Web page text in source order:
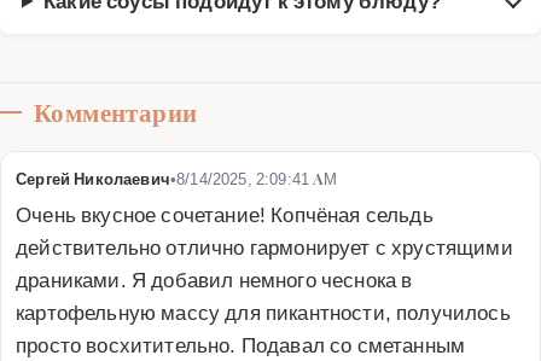
Комментарии
Сергей Николаевич•8/14/2025, 2:09:41 AM
Очень вкусное сочетание! Копчёная сельдь
действительно отлично гармонирует с хрустящими
драниками. Я добавил немного чеснока в
картофельную массу для пикантности, получилось
просто восхитительно. Подавал со сметанным